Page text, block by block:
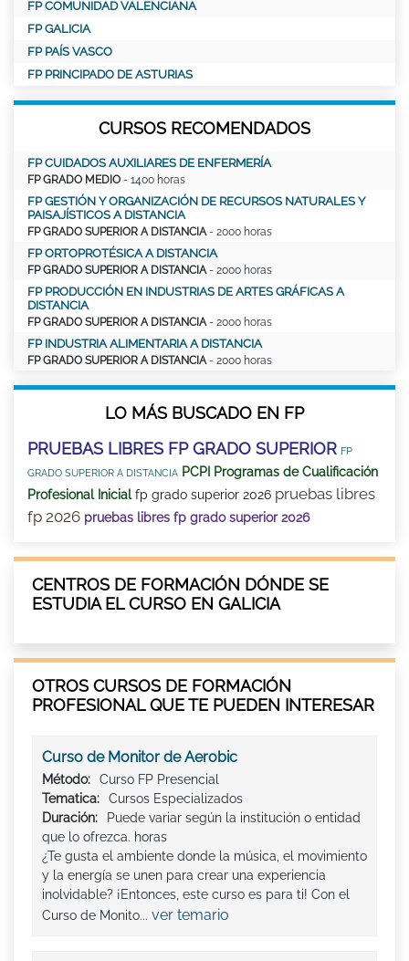
FP COMUNIDAD VALENCIANA
FP GALICIA
FP PAÍS VASCO
FP PRINCIPADO DE ASTURIAS
CURSOS RECOMENDADOS
FP CUIDADOS AUXILIARES DE ENFERMERÍA
FP GRADO MEDIO - 1400 horas
FP GESTIÓN Y ORGANIZACIÓN DE RECURSOS NATURALES Y
PAISAJÍSTICOS A DISTANCIA
FP GRADO SUPERIOR A DISTANCIA - 2000 horas
FP ORTOPROTÉSICA A DISTANCIA
FP GRADO SUPERIOR A DISTANCIA - 2000 horas
FP PRODUCCIÓN EN INDUSTRIAS DE ARTES GRÁFICAS A
DISTANCIA
FP GRADO SUPERIOR A DISTANCIA - 2000 horas
FP INDUSTRIA ALIMENTARIA A DISTANCIA
FP GRADO SUPERIOR A DISTANCIA - 2000 horas
LO MÁS BUSCADO EN FP
PRUEBAS LIBRES FP GRADO SUPERIOR FP
GRADO SUPERIOR A DISTANCIA PCPI Programas de Cualificación
Profesional Inicial fp grado superior 2026 pruebas libres
fp 2026 pruebas libres fp grado superior 2026
CENTROS DE FORMACIÓN DÓNDE SE
ESTUDIA EL CURSO EN GALICIA
OTROS CURSOS DE FORMACIÓN
PROFESIONAL QUE TE PUEDEN INTERESAR
Curso de Monitor de Aerobic
Método:
Curso FP Presencial
Tematica:
Cursos Especializados
Duración:
Puede variar según la institución o entidad
que lo ofrezca. horas
¿Te gusta el ambiente donde la música, el movimiento
y la energía se unen para crear una experiencia
inolvidable? ¡Entonces, este curso es para ti! Con el
Curso de Monito... ver temario